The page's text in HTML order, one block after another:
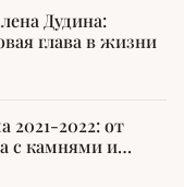
Дудина:
глава в жизни
2022: от
с камнями и